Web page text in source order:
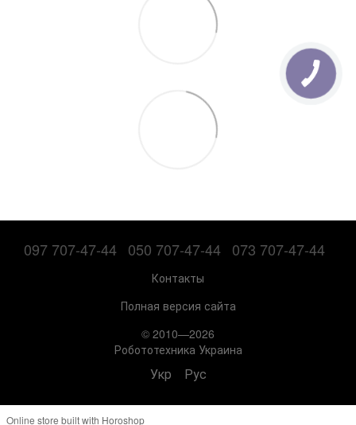
097 707-47-44 050 707-47-44 073 707-47-44
Контакты
Полная версия сайта
© 2010—2026
Робототехника Украина
Укр Рус
Online store built with Horoshop